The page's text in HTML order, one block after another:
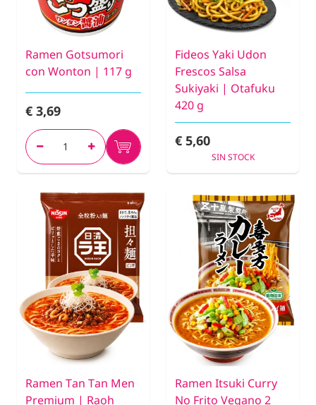
Ramen Gotsumori
con Wonton | 117 g
€ 3,69
Fideos Yaki Udon
Frescos Salsa
Sukiyaki | Otafuku
420 g
€ 5,60
SIN STOCK
Ramen Tan Tan Men
Premium | Raoh
Ramen Itsuki Curry
No Frito Vegano 2